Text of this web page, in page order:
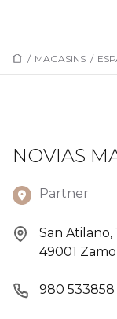
/ MAGASINS /
NOVIAS
Partner
San Atilano,
49001
980 533858